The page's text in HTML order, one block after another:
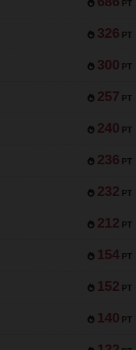
PT
326 PT
300 PT
257 PT
240 PT
236 PT
232 PT
212 PT
154 PT
152 PT
140 PT